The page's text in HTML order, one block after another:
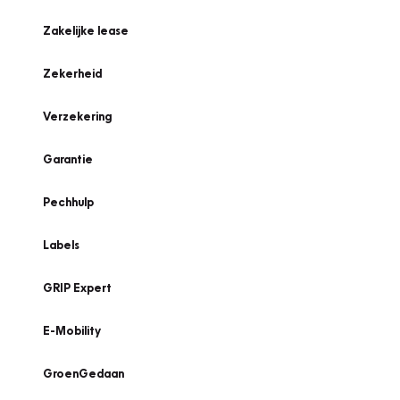
Zakelijke lease
Zekerheid
Verzekering
Garantie
Pechhulp
Labels
GRIP Expert
E-Mobility
GroenGedaan